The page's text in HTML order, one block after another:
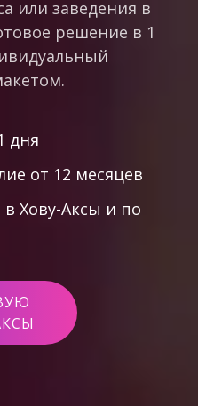
или заведения в
решение в 1
дня
от 12 месяцев
в Хову-Аксы и по